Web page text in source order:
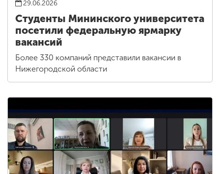
29.06.2026
Студенты Мининского университета
посетили федеральную ярмарку
вакансий
Более 330 компаний представили вакансии в
Нижегородской области